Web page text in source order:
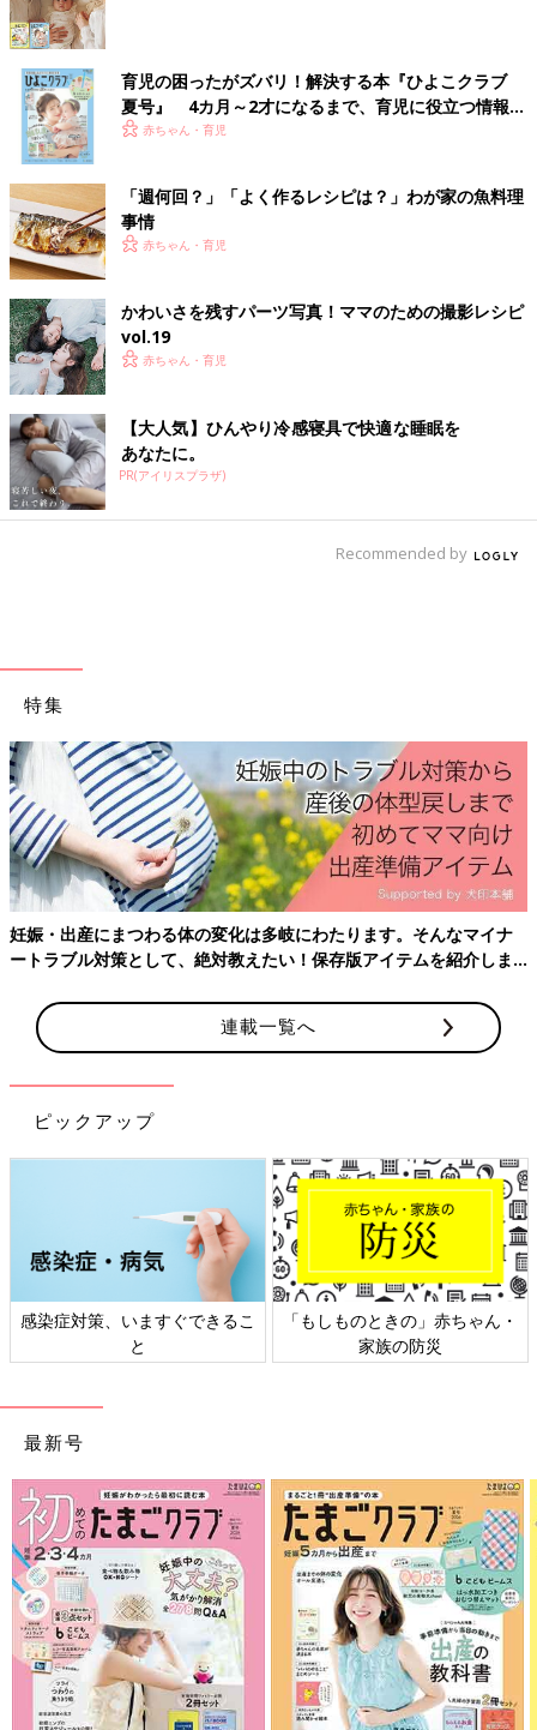
離乳後期 9～11カ月ごろのレシピ
期9～11ヶ月ごろ
ど炭水化物を含む食材を使った、エネルギー源
アスパラとトマトのチーズサラダ 作り
方・レシピ 離乳食後期9～11ヶ月ごろ
タミン類を含む食材を使った、体の調子を整え
るビタミンのレシピをご紹介。アスパラとトマ
トのチーズサラダ
9～11ヶ月ごろから使える、魚、肉、豆腐など
離乳後期 9～11カ月ごろのレシピ一覧はこちら
離乳後期 9～11カ月ごろ「鶏肉」のレシピ
9〜11ヶ月ごろの離乳食★レンチンだけ
でOK！簡単レシピ４選【管理栄養士監
修】
下ごしらえだけでなく、複数食材を一緒にゆで
たり蒸したり、仕上げの加熱にも活用できる電
子レンジ調理。今回は、火を使わずにパパッと
レシピをご紹介します。
かぶと切り干し大根のひき肉煮 作り
方・レシピ 離乳食後期9～11ヶ月ごろ
9～11ヶ月ごろから使える、魚、肉、豆腐など
なすとオクラのチーズチキン焼き 作り
方・レシピ 離乳食後期9～11ヶ月ごろ
9～11ヶ月ごろから使える、魚、肉、豆腐など
タンパク質を含む食材を使った、体をつくるタ
ンパク質のレシピをご紹介。なすとオクラのチ
ーズチキン焼き
離乳後期 9～11カ月ごろ「鶏肉」のレシピ一覧
作る前に必ず読んで！＜離乳食のお約束＞
このレシピの離乳食の考え方や材料の下ごしらえ、電子レンジの
使い方などについての注意事項を説明しています。
調理前に必ずお読みになり、ご家庭の状況に合わせて活用してく
ださい。
電子レンジについて
育児の困ったがズバリ！解決する本『ひよこクラブ
夏号』 4カ月～2才になるまで、育児に役立つ情報が
いっぱい！
赤ちゃん・育児
「週何回？」「よく作るレシピは？」わが家の魚料理
事情
赤ちゃん・育児
かわいさを残すパーツ写真！ママのための撮影レシピ
vol.19
赤ちゃん・育児
【大人気】ひんやり冷感寝具で快適な睡眠を
あなたに。
PR(アイリスプラザ)
Recommended by
特集
妊娠・出産にまつわる体の変化は多岐にわたります。そんなマイナ
ートラブル対策として、絶対教えたい！保存版アイテムを紹介しま
連載一覧へ
ピックアップ
感染症対策、いますぐできるこ
と
「もしものときの」赤ちゃん・
家族の防災
最新号